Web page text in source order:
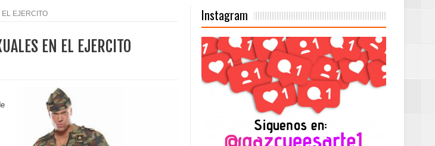
AAA.do de Moody's Local RD con perspectiva
y nos regala el “Canto a la Patria” en la clausura
de Artes Visuales
EL EJERCITO
EN EL EJERCITO
Instagram